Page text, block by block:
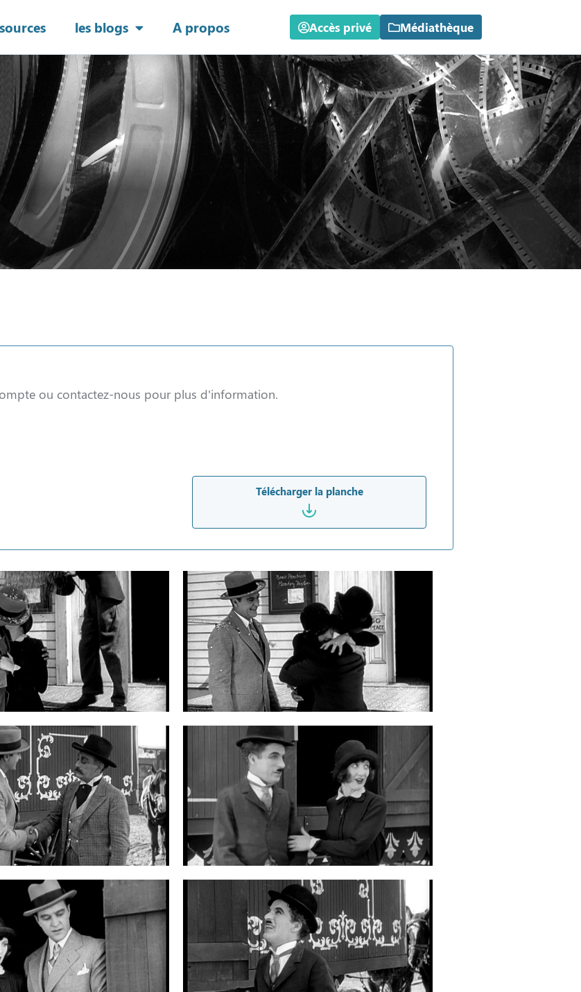
les blogs A propos Accès privé Médiathèque
ou contactez-nous pour plus d'information.
Télécharger la planche